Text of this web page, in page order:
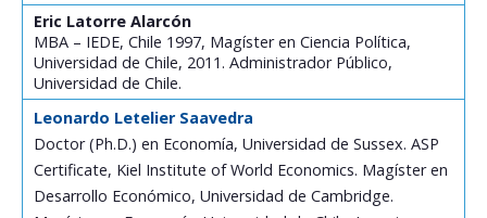
Eric Latorre Alarcón
MBA – IEDE, Chile 1997, Magíster en Ciencia Política,
Universidad de Chile, 2011. Administrador Público,
Universidad de Chile.
Leonardo Letelier Saavedra
Doctor (Ph.D.) en Economía, Universidad de Sussex. ASP
Certificate, Kiel Institute of World Economics. Magíster en
Desarrollo Económico, Universidad de Cambridge.